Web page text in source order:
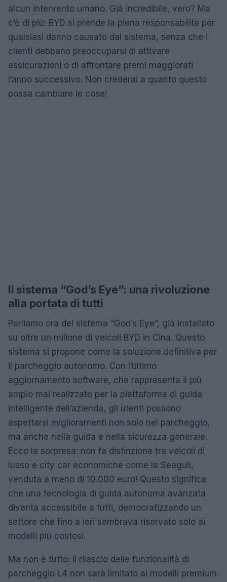
alcun intervento umano. Già incredibile, vero? Ma
c’è di più: BYD si prende la piena responsabilità per
qualsiasi danno causato dal sistema, senza che i
clienti debbano preoccuparsi di attivare
assicurazioni o di affrontare premi maggiorati
l’anno successivo. Non crederai a quanto questo
possa cambiare le cose!
Il sistema “God’s Eye”: una rivoluzione
alla portata di tutti
Parliamo ora del sistema “God’s Eye”, già installato
su oltre un milione di veicoli BYD in Cina. Questo
sistema si propone come la soluzione definitiva per
il parcheggio autonomo. Con l’ultimo
aggiornamento software, che rappresenta il più
ampio mai realizzato per la piattaforma di guida
intelligente dell’azienda, gli utenti possono
aspettarsi miglioramenti non solo nel parcheggio,
ma anche nella guida e nella sicurezza generale.
Ecco la sorpresa: non fa distinzione tra veicoli di
lusso e city car economiche come la Seagull,
venduta a meno di 10.000 euro! Questo significa
che una tecnologia di guida autonoma avanzata
diventa accessibile a tutti, democratizzando un
settore che fino a ieri sembrava riservato solo ai
modelli più costosi.
Ma non è tutto: il rilascio delle funzionalità di
parcheggio L4 non sarà limitato ai modelli premium.